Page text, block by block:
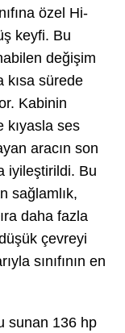
özel Hi-
keyfi. Bu
değişim
kısa sürede
Kabinin
kıyasla ses
aracın son
iyileştirildi. Bu
sağlamlık,
daha fazla
çevreyi
sınıfının en
sunan 136 hp